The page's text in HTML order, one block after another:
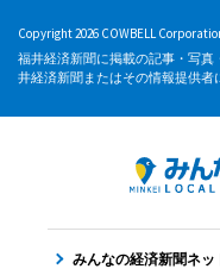
Copyright 2026 COWBELL
福井経済新聞に掲載の記事・写
井経済新聞またはその情報提供者
みんなの経済新聞ネッ